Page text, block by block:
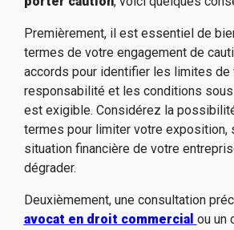
Premièrement, il est essentiel de
termes de votre engagement de
accords pour identifier les limites de
responsabilité et les conditions
est exigible. Considérez la
termes pour limiter votre exposition,
situation financière de votre
dégrader.
Deuxièmement, une consultation
avocat en droit commercial ou un